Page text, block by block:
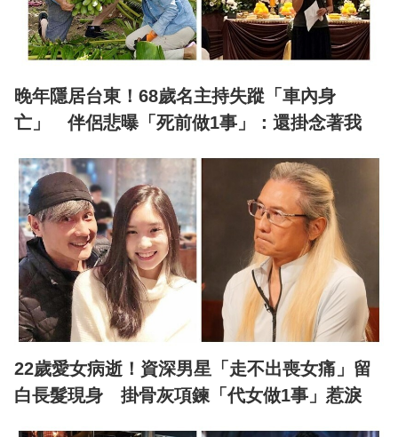
晚年隱居台東！68歲名主持失蹤「車內身
亡」 伴侶悲曝「死前做1事」：還掛念著我
22歲愛女病逝！資深男星「走不出喪女痛」留
白長髮現身 掛骨灰項鍊「代女做1事」惹淚